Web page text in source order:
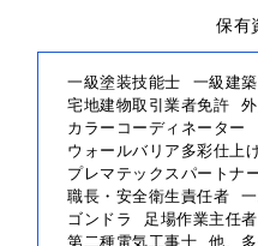
保有
一級塗装技能士 一級建
宅地建物取引業者免許
カラーコーディネーター
ウォールバリア多彩仕上
プレマテックスパートナ
職長・安全衛生責任者
ゴンドラ
足場作業主任者
第二種電気工事士 他、